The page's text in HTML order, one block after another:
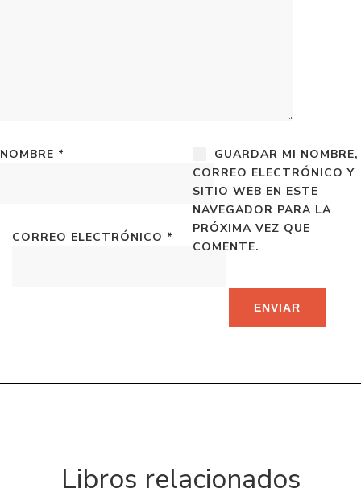
NOMBRE *
CORREO ELECTRÓNICO *
GUARDAR MI NOMBRE,
CORREO ELECTRÓNICO Y
SITIO WEB EN ESTE
NAVEGADOR PARA LA
PRÓXIMA VEZ QUE
COMENTE.
Libros relacionados